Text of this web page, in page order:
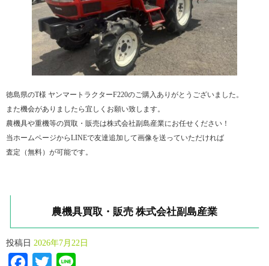
徳島県のT様 ヤンマートラクターF220のご購入ありがとうございました。
また機会がありましたら宜しくお願い致します。
農機具や重機等の買取・販売は株式会社副島産業にお任せください！
当ホームページからLINEで友達追加して画像を送っていただければ
査定（無料）が可能です。
農機具買取・販売 株式会社副島産業
投稿日 2026年7月22日